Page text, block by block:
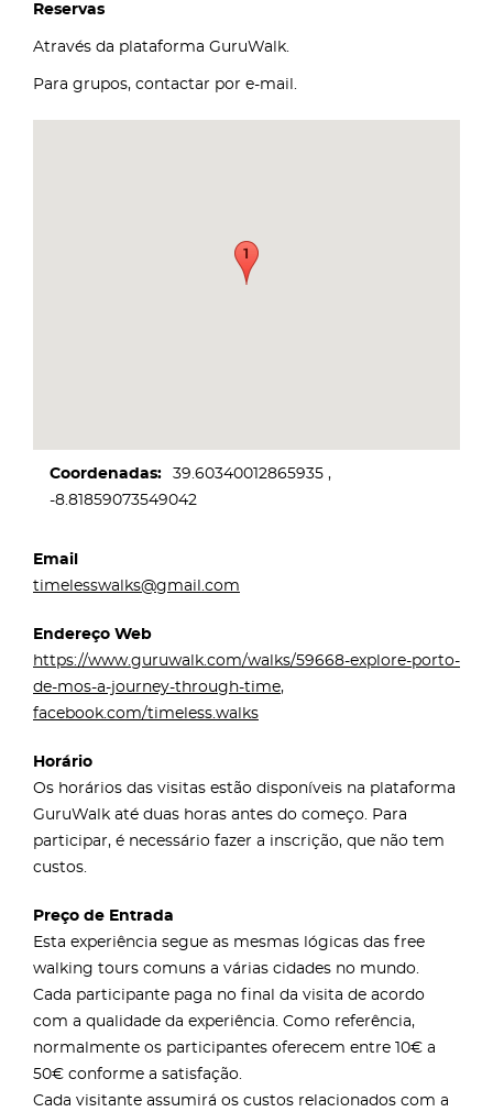
Reservas
Através da plataforma GuruWalk.
Para grupos, contactar por e-mail.
Coordenadas
39.60340012865935
-8.81859073549042
Email
timelesswalks@gmail.com
Endereço Web
https://www.guruwalk.com/walks/59668-explore-porto-
de-mos-a-journey-through-time,
facebook.com/timeless.walks
Horário
Os horários das visitas estão disponíveis na plataforma
GuruWalk até duas horas antes do começo. Para
participar, é necessário fazer a inscrição, que não tem
custos.
Preço de Entrada
Esta experiência segue as mesmas lógicas das free
walking tours comuns a várias cidades no mundo.
Cada participante paga no final da visita de acordo
com a qualidade da experiência. Como referência,
normalmente os participantes oferecem entre 10€ a
50€ conforme a satisfação.
Cada visitante assumirá os custos relacionados com a